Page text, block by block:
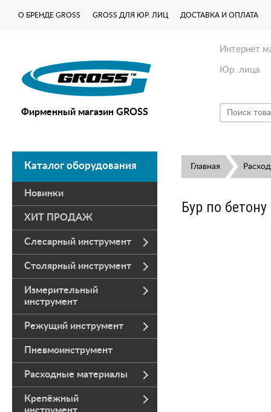
О БРЕНДЕ GROSS GROSS ДЛЯ ЮР. ЛИЦ ДОСТАВКА И ОПЛАТА
Фирменный магазин GROSS
Интернет
Юр. лица
Каталог оборудования
Новинки
ХИТ ПРОДАЖ
Слесарный инструмент
Столярный инструмент
Измерительный
инструмент
Режущий инструмент
Пневмоинструмент
Расходные материалы
Крепёжный
Главная
Бур по бетону